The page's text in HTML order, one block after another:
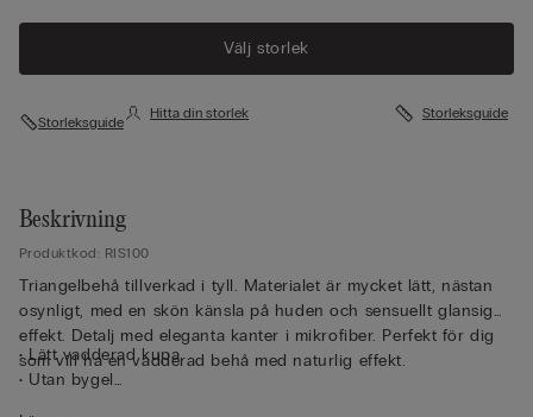
Välj storlek
Storleksguide
Hitta din storlek Storleksguide
Beskrivning
Produktkod: RIS100
Triangelbehå tillverkad i tyll. Materialet är mycket lätt, nästan
osynligt, med en skön känsla på huden och sensuellt glansig
effekt. Detalj med eleganta kanter i mikrofiber. Perfekt för dig
som vill ha en vadderad behå med naturlig effekt.
• Lätt vadderad kupa
• Utan bygel